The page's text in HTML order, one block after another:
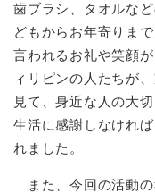
歯ブラシ、タオルな
どもからお年寄りま
言われるお礼や笑顔
ィリピンの人たちが
見て、身近な人の大
生活に感謝しなけれ
れました。
また、今回の活動の